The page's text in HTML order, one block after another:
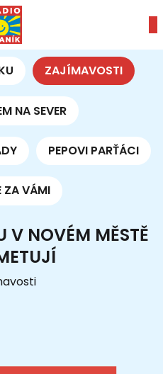
ZAJÍMAVOSTI
NA SEVER
PEPOVI PARŤÁCI
ZA VÁMI
V NOVÉM MĚSTĚ